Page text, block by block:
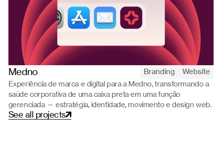
Medno Branding
Website
Experiência de marca e digital para a Medno, transformando a
saúde corporativa de uma caixa preta em uma função
gerenciada — estratégia, identidade, movimento e design web.
See all projects